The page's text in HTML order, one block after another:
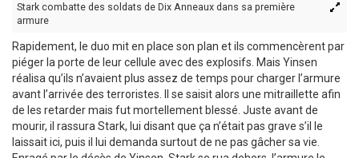
Stark combatte des soldats de Dix Anneaux dans sa première
armure
Rapidement, le duo mit en place son plan et ils commencèrent par
piéger la porte de leur cellule avec des explosifs. Mais Yinsen
réalisa qu’ils n’avaient plus assez de temps pour charger l’armure
avant l’arrivée des terroristes. Il se saisit alors une mitraillette afin
de les retarder mais fut mortellement blessé. Juste avant de
mourir, il rassura Stark, lui disant que ça n’était pas grave s’il le
laissait ici, puis il lui demanda surtout de ne pas gâcher sa vie.